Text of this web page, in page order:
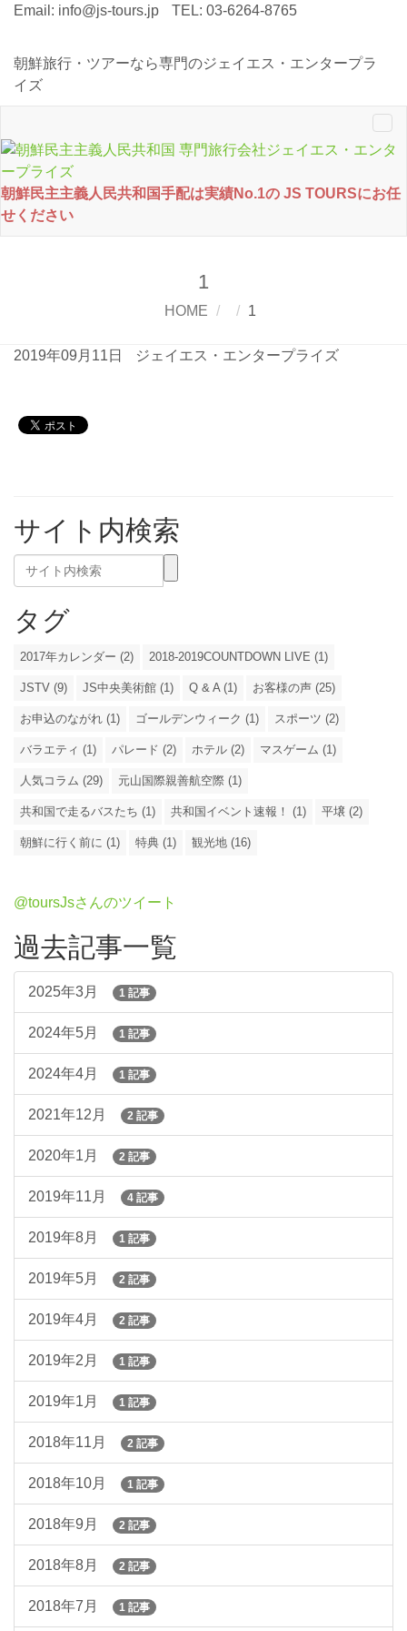
Email: info@js-tours.jp TEL: 03-6264-8765
朝鮮旅行・ツアーなら専門のジェイエス・エンタープラ
イズ
朝鮮民主主義人民共和国手配は実績No.1の JS TOURSにお任
せください
1
HOME 1
2019年09月11日 ジェイエス・エンタープライズ
サイト内検索
タグ
2017年カレンダー (2) 2018-2019COUNTDOWN LIVE (1)
JSTV (9) JS中央美術館 (1) Q & A (1) お客様の声 (25)
お申込のながれ (1) ゴールデンウィーク (1) スポーツ (2)
バラエティ (1) パレード (2) ホテル (2) マスゲーム (1)
人気コラム (29) 元山国際親善航空際 (1)
共和国で走るバスたち (1) 共和国イベント速報！ (1) 平壌 (2)
朝鮮に行く前に (1) 特典 (1) 観光地 (16)
@toursJsさんのツイート
過去記事一覧
2025年3月 1 記事
2024年5月 1 記事
2024年4月 1 記事
2021年12月 2 記事
2020年1月 2 記事
2019年11月 4 記事
2019年8月 1 記事
2019年5月 2 記事
2019年4月 2 記事
2019年2月 1 記事
2019年1月 1 記事
2018年11月 2 記事
2018年10月 1 記事
2018年9月 2 記事
2018年8月 2 記事
2018年7月 1 記事